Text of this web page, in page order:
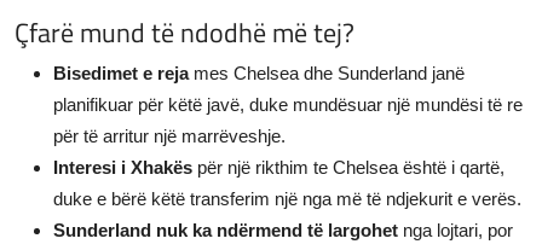
Çfarë mund të ndodhë më tej?
Bisedimet e rejames Chelsea dhe Sunderland janë
planifikuar për këtë javë, duke mundësuar një mundësi të re
për të arritur një marrëveshje.
Interesi i Xhakës për një rikthim te Chelsea është i qartë,
duke e bërë këtë transferim një nga më të ndjekurit e verës.
Sunderland nuk ka ndërmend të largohet nga lojtari, por